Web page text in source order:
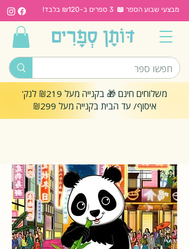
מבצעי שבוע הספר 📖 3 ספרים ב-₪120 בלבד!
משלוחים חינם 🎁 בקנייה מעל ₪219 לנק'
איסוף/ עד הבית בקנייה מעל ₪299